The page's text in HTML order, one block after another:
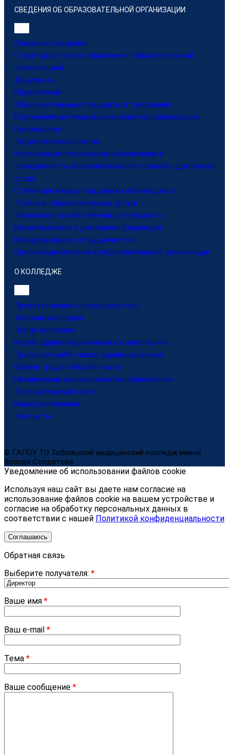
СВЕДЕНИЯ ОБ ОБРАЗОВАТЕЛЬНОЙ ОРГАНИЗАЦИИ
Основные сведения
Структура и органы управления образовательной
организацией
Документы
Образование
Образовательные стандарты и требования
Внутренняя система оценки качества образования
Руководство
Педагогический состав
Материально-техническое обеспечение и
оснащенность образовательного процесса. доступная
среда
Стипендии и меры поддержки обучающихся
Платные образовательные услуги
Финансово-хозяйственная деятельность
Вакантные места для приема (перевода)
Международное сотрудничество
Организация питания в образовательной организации
О КОЛЛЕДЖЕ
Приветственное слово директора
История колледжа
Гид по колледжу
Музей здравоохранения им.а.к.новопашина
Профсоюз работников здравоохранения
Охрана труда и безопасность
Независимая оценка качества образования
Попечительский совет
Наши достижения
Контакты
© ГАПОУ ТО Тобольский медицинский колледж имени
Володи Солдатова
Уведомление об использовании файлов cookie
Используя наш сайт вы даете нам согласие на
использование файлов cookie на вашем устройстве и
согласие на обработку персональных данных в
соответствии с нашей Политикой конфиденциальности
Соглашаюсь
Обратная связь
Выберите получателя: *
Ваше имя *
Ваш e-mail *
Тема *
Ваше сообщение *